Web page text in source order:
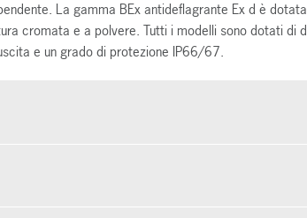
La gamma BEx antideflagrante Ex d è
cromata e a polvere. Tutti i modelli sono dotati di
e un grado di protezione IP66/67.